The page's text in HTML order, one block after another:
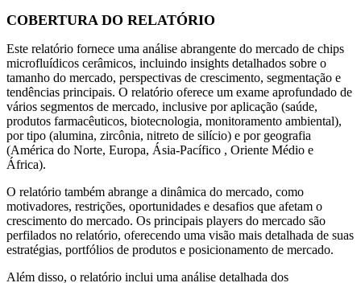
COBERTURA DO RELATÓRIO
Este relatório fornece uma análise abrangente do mercado de chips
microfluídicos cerâmicos, incluindo insights detalhados sobre o
tamanho do mercado, perspectivas de crescimento, segmentação e
tendências principais. O relatório oferece um exame aprofundado de
vários segmentos de mercado, inclusive por aplicação (saúde,
produtos farmacêuticos, biotecnologia, monitoramento ambiental),
por tipo (alumina, zircônia, nitreto de silício) e por geografia
(América do Norte, Europa, Ásia-Pacífico , Oriente Médio e
África).
O relatório também abrange a dinâmica do mercado, como
motivadores, restrições, oportunidades e desafios que afetam o
crescimento do mercado. Os principais players do mercado são
perfilados no relatório, oferecendo uma visão mais detalhada de suas
estratégias, portfólios de produtos e posicionamento de mercado.
Além disso, o relatório inclui uma análise detalhada dos